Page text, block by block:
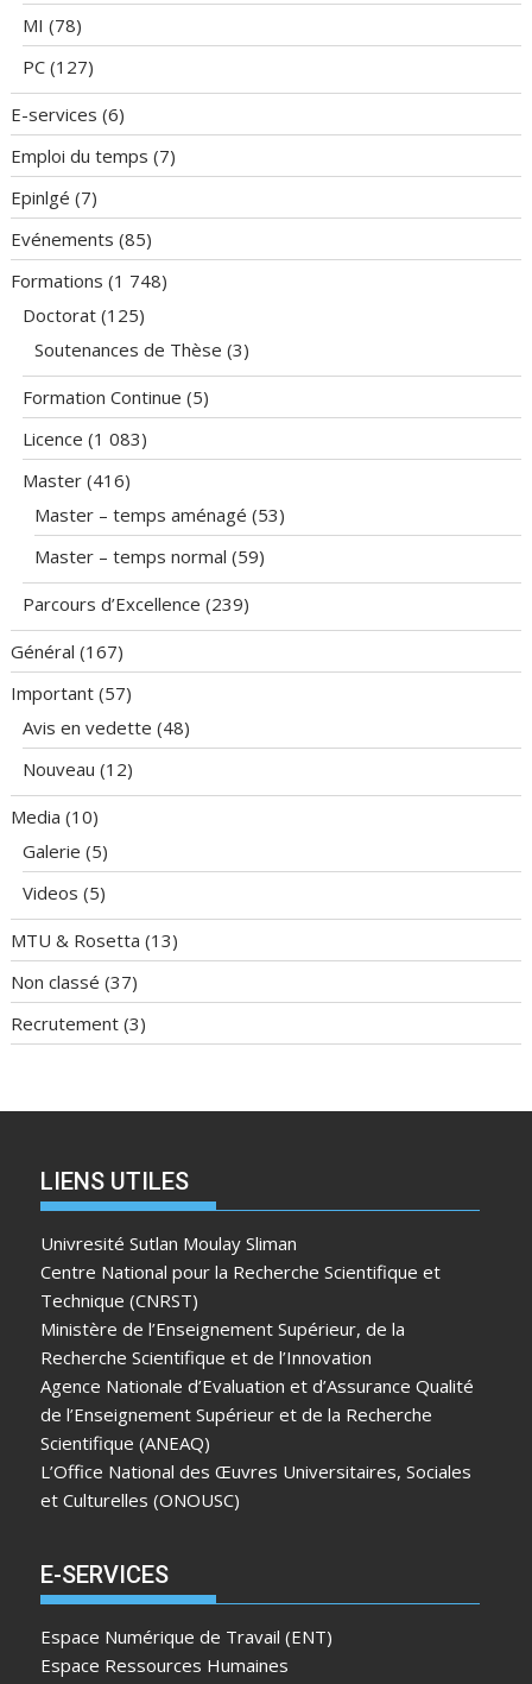
MI (78)
PC (127)
E-services (6)
Emploi du temps (7)
Epinlgé (7)
Evénements (85)
Formations (1 748)
Doctorat (125)
Soutenances de Thèse (3)
Formation Continue (5)
Licence (1 083)
Master (416)
Master – temps aménagé (53)
Master – temps normal (59)
Parcours d’Excellence (239)
Général (167)
Important (57)
Avis en vedette (48)
Nouveau (12)
Media (10)
Galerie (5)
Videos (5)
MTU & Rosetta (13)
Non classé (37)
Recrutement (3)
LIENS UTILES
Univresité Sutlan Moulay Sliman
Centre National pour la Recherche Scientifique et
Technique (CNRST)
Ministère de l’Enseignement Supérieur, de la
Recherche Scientifique et de l’Innovation
Agence Nationale d’Evaluation et d’Assurance Qualité
de l’Enseignement Supérieur et de la Recherche
Scientifique (ANEAQ)
L’Office National des Œuvres Universitaires, Sociales
et Culturelles (ONOUSC)
E-SERVICES
Espace Numérique de Travail (ENT)
Espace Ressources Humaines